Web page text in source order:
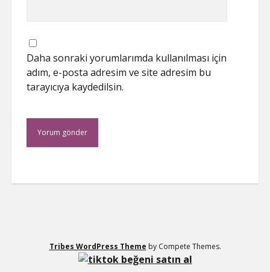
Daha sonraki yorumlarımda kullanılması için
adım, e-posta adresim ve site adresim bu
tarayıcıya kaydedilsin.
Tribes WordPress Theme by Compete Themes.